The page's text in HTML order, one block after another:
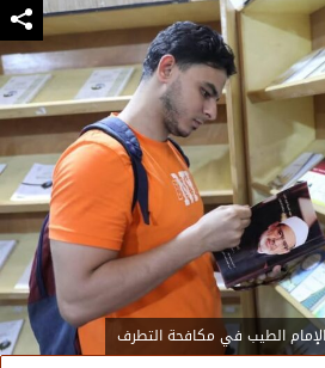
الطيب في مكافحة التطرف